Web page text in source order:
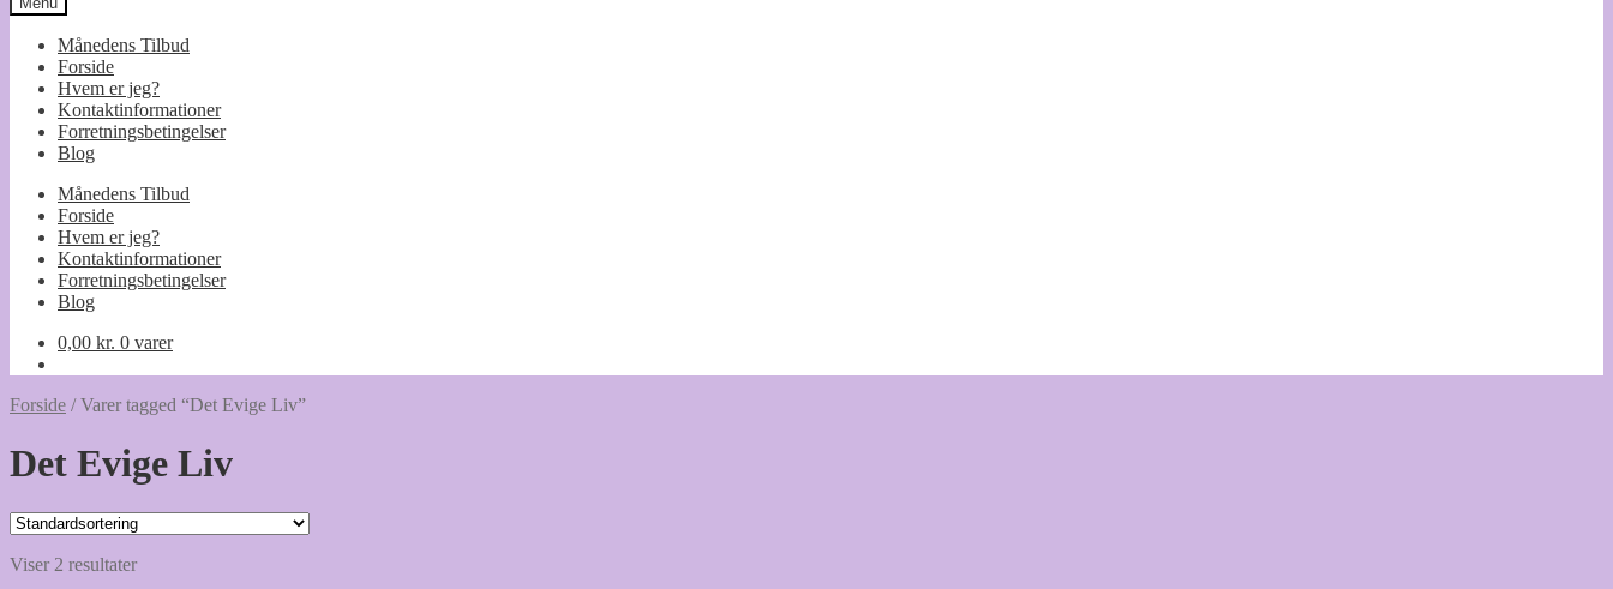
Månedens Tilbud
Forside
Hvem er jeg?
Kontaktinformationer
Forretningsbetingelser
Blog
Månedens Tilbud
Forside
Hvem er jeg?
Kontaktinformationer
Forretningsbetingelser
Blog
0,00 kr. 0 varer
Forside /Varer tagged “Det Evige Liv”
Det Evige Liv
Viser 2 resultater